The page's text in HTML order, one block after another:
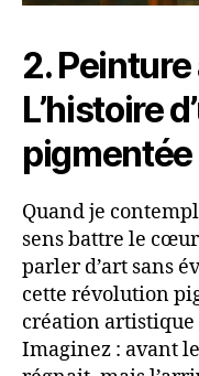
2. Peinture
L’histoire
pigmentée
Quand je
sens battre le
parler d’art sans
cette révolution
création artistique
Imaginez : avant